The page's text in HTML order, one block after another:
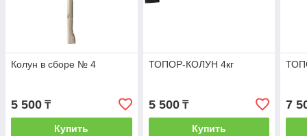
Колун в сборе № 4
5 500 ₸
Купить
ТОПОР-КОЛУН 4кг
5 500₸
Купить
7